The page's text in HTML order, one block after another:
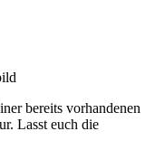
bereits vorhandenen
Lasst euch die